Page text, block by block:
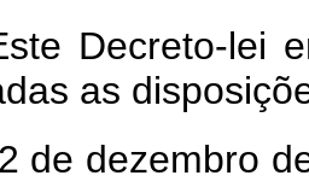
Decreto-lei
as
de dezembro